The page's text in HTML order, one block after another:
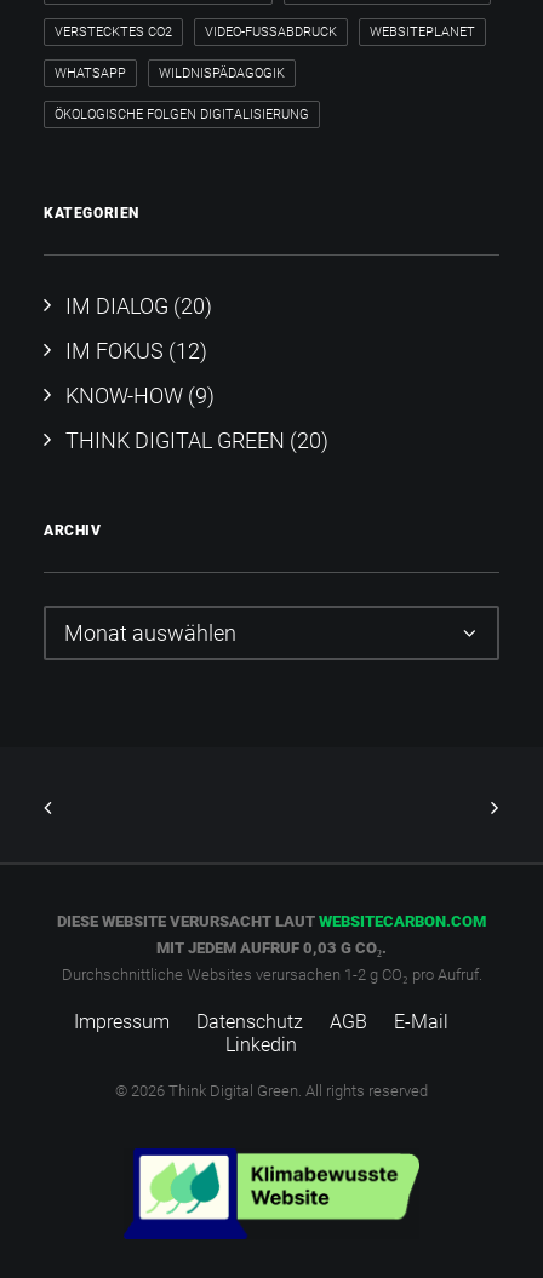
VERSTECKTES CO2 VIDEO-FUSSABDRUCK WEBSITEPLANET
WHATSAPP WILDNISPÄDAGOGIK
ÖKOLOGISCHE FOLGEN DIGITALISIERUNG
KATEGORIEN
IM DIALOG (20)
IM FOKUS (12)
KNOW-HOW (9)
THINK DIGITAL GREEN (20)
ARCHIV
Archiv
DIESE WEBSITE VERURSACHT LAUT WEBSITECARBON.COM
MIT JEDEM AUFRUF 0,03 G CO₂.
Durchschnittliche Websites verursachen 1-2 g CO₂ pro Aufruf.
Impressum Datenschutz AGB
E-Mail
Linkedin
© 2026 Think Digital Green. All rights reserved